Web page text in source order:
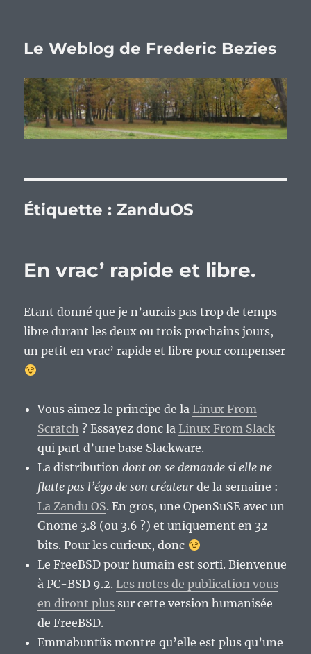
Le Weblog de Frederic Bezies
Étiquette : ZanduOS
En vrac’ rapide et libre.
Etant donné que je n’aurais pas trop de temps
libre durant les deux ou trois prochains jours,
un petit en vrac’ rapide et libre pour compenser
Vous aimez le principe de la Linux From
Scratch ? Essayez donc la Linux From Slack
qui part d’une base Slackware.
La distributiondont on se demande si elle ne
flatte pas l’égo de son créateur de la semaine :
La Zandu OS. En gros, une OpenSuSE avec un
Gnome 3.8 (ou 3.6 ?) et uniquement en 32
bits. Pour les curieux, donc
Le FreeBSD pour humain est sorti. Bienvenue
à PC-BSD 9.2. Les notes de publication vous
en diront plus sur cette version humanisée
de FreeBSD.
Emmabuntüs montre qu’elle est plus qu’une